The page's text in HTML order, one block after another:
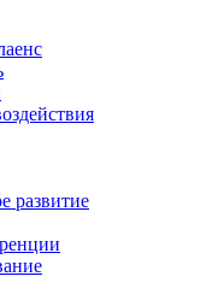
развитие